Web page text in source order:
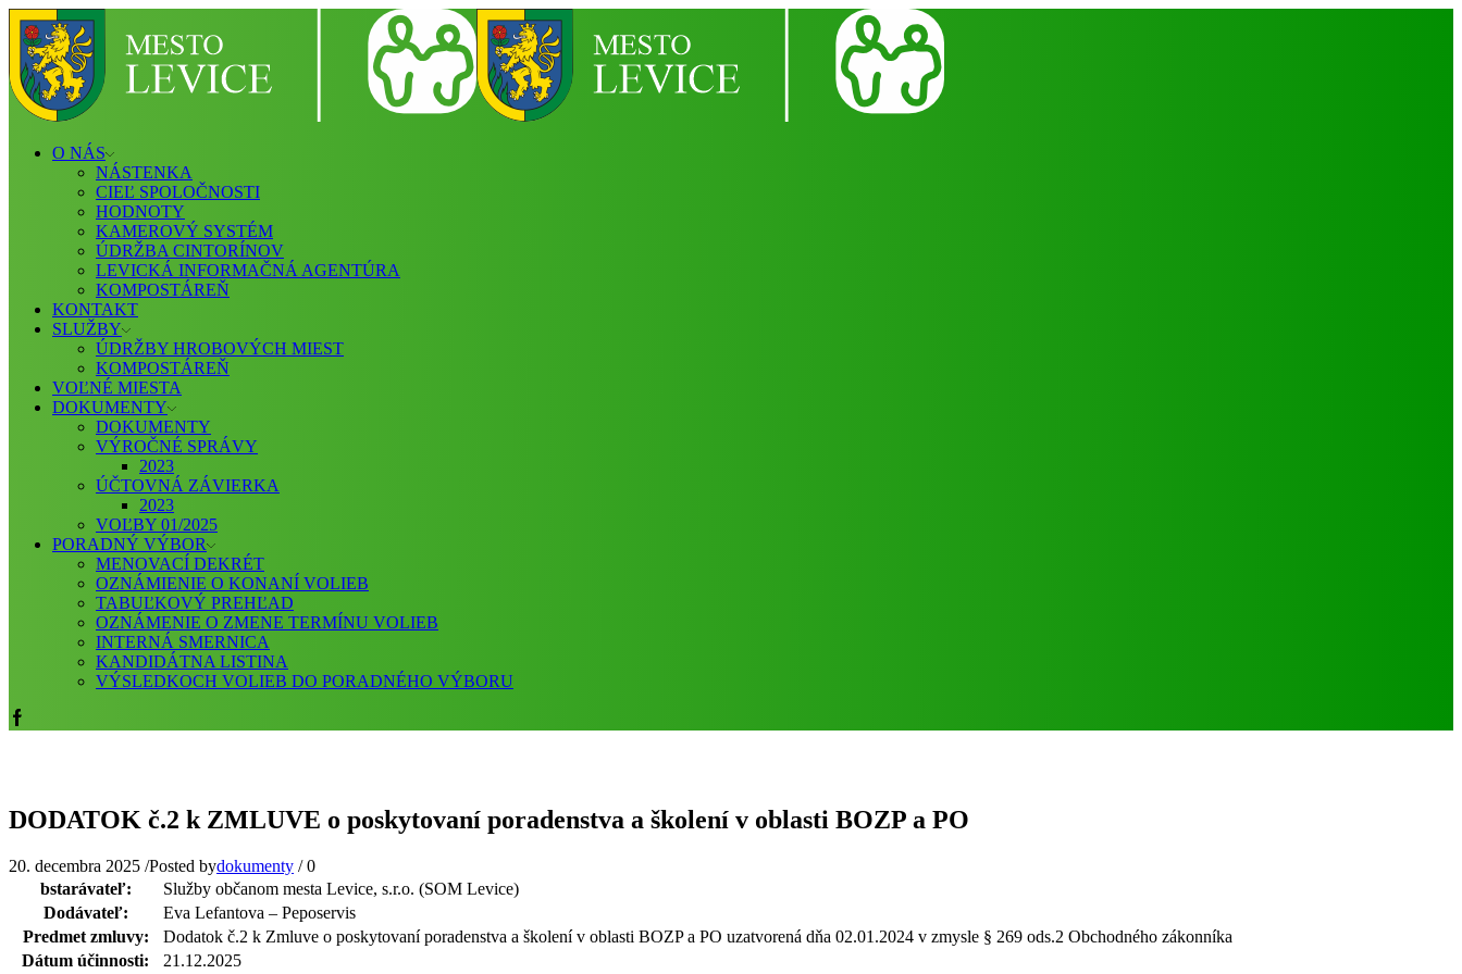
O NÁS
NÁSTENKA
CIEĽ SPOLOČNOSTI
HODNOTY
KAMEROVÝ SYSTÉM
ÚDRŽBA CINTORÍNOV
LEVICKÁ INFORMAČNÁ AGENTÚRA
KOMPOSTÁREŇ
KONTAKT
SLUŽBY
ÚDRŽBY HROBOVÝCH MIEST
KOMPOSTÁREŇ
VOĽNÉ MIESTA
DOKUMENTY
DOKUMENTY
VÝROČNÉ SPRÁVY
2023
ÚČTOVNÁ ZÁVIERKA
2023
VOĽBY 01/2025
PORADNÝ VÝBOR
MENOVACÍ DEKRÉT
OZNÁMIENIE O KONANÍ VOLIEB
TABUĽKOVÝ PREHĽAD
OZNÁMENIE O ZMENE TERMÍNU VOLIEB
INTERNÁ SMERNICA
KANDIDÁTNA LISTINA
VÝSLEDKOCH VOLIEB DO PORADNÉHO VÝBORU
Facebook
DODATOK č.2 k ZMLUVE o poskytovaní poradenstva a školení v oblasti BOZP a PO
20. decembra 2025 /Posted bydokumenty / 0
bstarávateľ:
Služby občanom mesta Levice, s.r.o. (SOM Levice)
Dodávateľ:
Eva Lefantova – Peposervis
Predmet zmluvy:
Dodatok č.2 k Zmluve o poskytovaní poradenstva a školení v oblasti BOZP a PO uzatvorená dňa 02.01.2024 v zmysle § 269 ods.2 Obchodného zákonníka
Dátum účinnosti:
21.12.2025